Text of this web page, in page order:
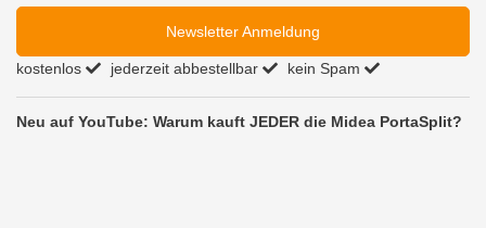
Newsletter Anmeldung
kostenlos jederzeit abbestellbar kein Spam
Neu auf YouTube: Warum kauft JEDER die Midea PortaSplit?